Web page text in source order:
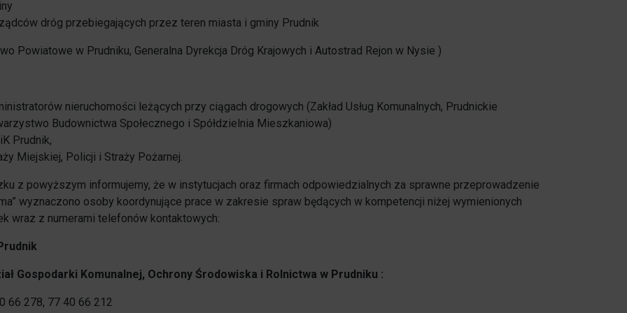
dróg przebiegających przez teren miasta i gminy Prudnik
Powiatowe w Prudniku, Generalna Dyrekcja Dróg Krajowych i Autostrad Rejon w Nysie )
nieruchomości leżących przy ciągach drogowych (Zakład Usług Komunalnych, Prudnickie
Budownictwa Społecznego i Spółdzielnia Mieszkaniowa)
Prudnik,
Miejskiej, Policji i Straży Pożarnej.
z powyższym informujemy, że w instytucjach oraz firmach odpowiedzialnych za sprawne przeprowadzenie
wyznaczono osoby koordynujące prace w zakresie spraw będących w kompetencji niżej wymienionych
wraz z numerami telefonów kontaktowych:
Gospodarki Komunalnej, Ochrony Środowiska i Rolnictwa w Prudniku :
66 278, 77 40 66 212
Rada Seniorów
honorowy Burmistrza
Płatnego Parkowania
realizacji zadania publicznego
Pomoc Prawna
w Prudniku
miejska
odpadami komunalnymi
awarię
Dworzec Autobusowy